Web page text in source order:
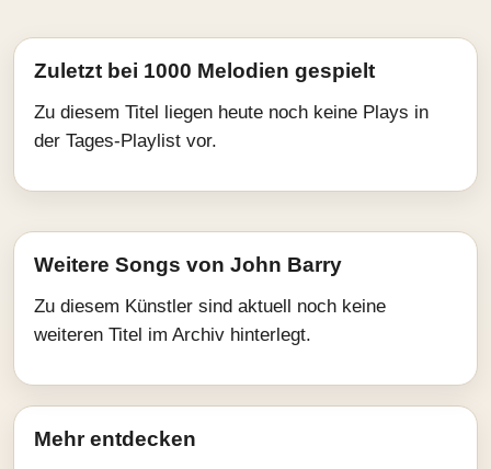
Zuletzt bei 1000 Melodien gespielt
Zu diesem Titel liegen heute noch keine Plays in
der Tages-Playlist vor.
Weitere Songs von John Barry
Zu diesem Künstler sind aktuell noch keine
weiteren Titel im Archiv hinterlegt.
Mehr entdecken